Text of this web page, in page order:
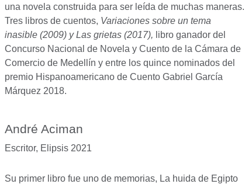
una novela construida para ser leída de muchas maneras.
Tres libros de cuentos, Variaciones sobre un tema
inasible (2009) y Las grietas (2017), libro ganador del
Concurso Nacional de Novela y Cuento de la Cámara de
Comercio de Medellín y entre los quince nominados del
premio Hispanoamericano de Cuento Gabriel García
Márquez 2018.
André Aciman
Escritor, Elipsis 2021
Su primer libro fue uno de memorias, La huida de Egipto